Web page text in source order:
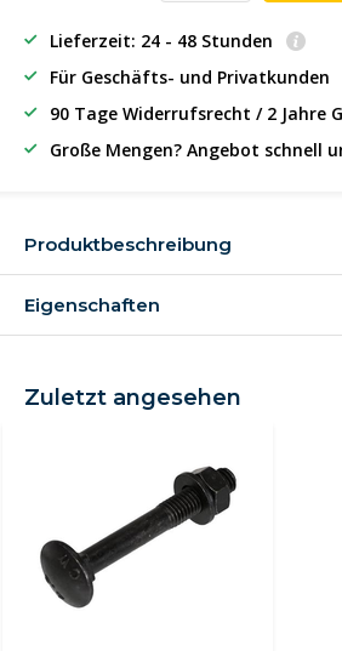
Lieferzeit: 24 - 48 Stunden
Für Geschäfts- und Privatkunden
90 Tage Widerrufsrecht / 2 Jahre
Große Mengen? Angebot schnell
Produktbeschreibung
Eigenschaften
Zuletzt angesehen